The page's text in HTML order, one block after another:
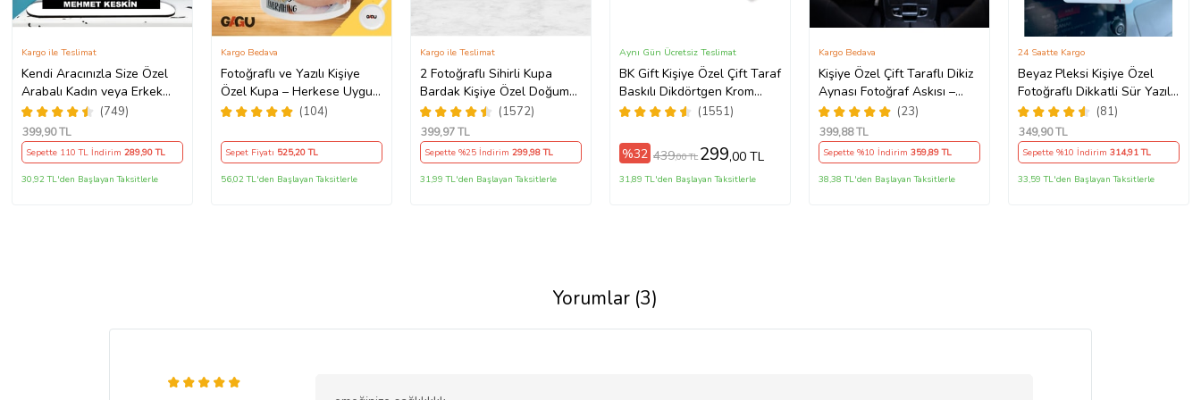
Kendi Aracınızla Size Özel
Arabalı Kadın veya Erkek
Tasarımlı Karikatür Biblo ,
Babalar Günü Hediyesi,
Erkeğe Hediye, Rent A Car
Hediyesi
(749)
Kargo ile Teslimat
399,90 TL
Sepette 110 TL İndirim 289,90 TL
30,92 TL'den Başlayan Taksitlerle
Fotoğraflı ve Yazılı Kişiye
Özel Kupa – Herkese Uygun
Anlamlı Hediye Porselen(104)
Kargo Bedava
Sepet Fiyatı 525,20 TL
56,02 TL'den Başlayan Taksitlerle
2 Fotoğraflı Sihirli Kupa
Bardak Kişiye Özel Doğum
Günü Hediyesi Sevgiliye
Hediye Anneye Babaya
Ablaya Abiye Kız Erkek
Kardeşe Arkadaşa Resimli
Günü Yıl Dönümü Hediyesi
(1572)
Kargo ile Teslimat
399,97 TL
Sepette %25 İndirim 299,98 TL
31,99 TL'den Başlayan Taksitlerle
BK Gift Kişiye Özel Çift Taraf
Baskılı Dikdörtgen Krom
Plaka Anahtarlık, Babaya
Hediye, Doğum Günü
Hediyesi
(1551)
Aynı Gün Ücretsiz Teslimat
%32 439,00 TL 299,00 TL
31,89 TL'den Başlayan Taksitlerle
Kişiye Özel Çift Taraflı Dikiz
Aynası Fotoğraf Askısı –
Kalp Tasarımlı Araç Süsü
(23)
Kargo Bedava
399,88 TL
Sepette %10 İndirim359,89 TL
38,38 TL'den Başlayan Taksitlerle
Beyaz Pleksi Kişiye Özel
Fotoğraflı Dikkatli Sür Yazılı
Araba Hediyesi Araba Süsü
Dikiz Aynası Süsü
(81)
24 Saatte Kargo
349,90 TL
Sepette %10 İndirim314,91 TL
33,59 TL'den Başlayan Taksitlerle
Yorumlar (3)